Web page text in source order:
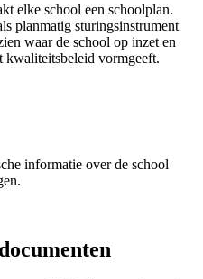
elke school een schoolplan.
planmatig sturingsinstrument
waar de school op inzet en
kwaliteitsbeleid vormgeeft.
informatie over de school